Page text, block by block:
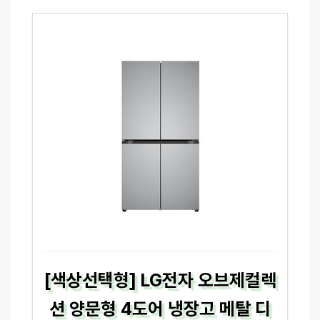
[색상선택형] LG전자 오브제컬렉
션 양문형 4도어 냉장고 메탈 디